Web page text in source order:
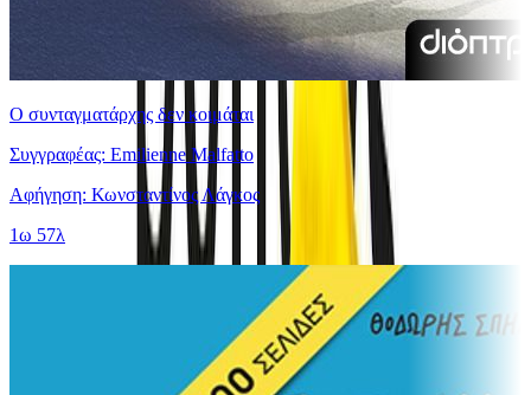
Ο συνταγματάρχης δεν κοιμάται
Συγγραφέας: Emilienne Malfatto
Αφήγηση: Κωνσταντίνος Λάγκος
1ω 57λ